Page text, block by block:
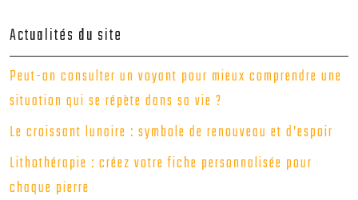
Actualités du site
Peut-on consulter un voyant pour mieux comprendre une
situation qui se répète dans sa vie ?
Le croissant lunaire : symbole de renouveau et d’espoir
Lithothérapie : créez votre fiche personnalisée pour
chaque pierre